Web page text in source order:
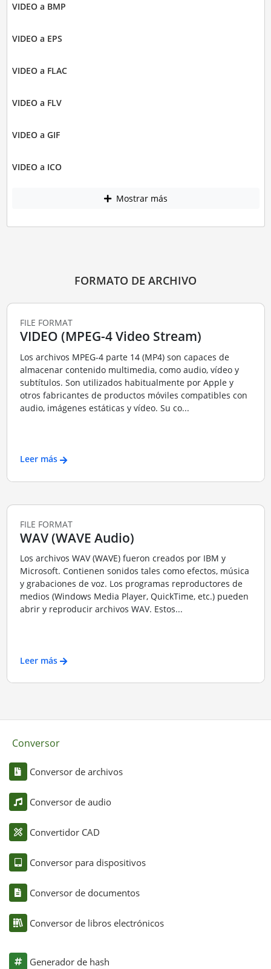
VIDEO a BMP
VIDEO a EPS
VIDEO a FLAC
VIDEO a FLV
VIDEO a GIF
VIDEO a ICO
Mostrar más
FORMATO DE ARCHIVO
FILE FORMAT
VIDEO (MPEG-4 Video Stream)
Los archivos MPEG-4 parte 14 (MP4) son capaces de
almacenar contenido multimedia, como audio, vídeo y
subtítulos. Son utilizados habitualmente por Apple y
otros fabricantes de productos móviles compatibles con
audio, imágenes estáticas y vídeo. Su co...
Leer más
FILE FORMAT
WAV (WAVE Audio)
Los archivos WAV (WAVE) fueron creados por IBM y
Microsoft. Contienen sonidos tales como efectos, música
y grabaciones de voz. Los programas reproductores de
medios (Windows Media Player, QuickTime, etc.) pueden
abrir y reproducir archivos WAV. Estos...
Leer más
Conversor
Conversor de archivos
Conversor de audio
Convertidor CAD
Conversor para dispositivos
Conversor de documentos
Conversor de libros electrónicos
Generador de hash